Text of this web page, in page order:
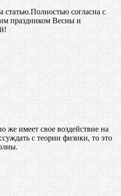
статью.Полностью согласна с
праздником Весны и
же имеет свое воздействие на
с теории физики, то это